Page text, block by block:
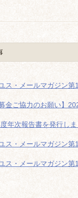
ス・メールマガジン
募金ご協力のお願い】
年次報告書を発行しま
ス・メールマガジン
ス・メールマガジン